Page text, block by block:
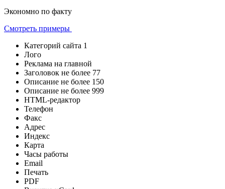
Экономно по факту
Смотреть примеры
Категорий сайта 1
Лого
Реклама на главной
Заголовок не более 77
Описание не более 150
Описание не более 999
HTML-редактор
Телефон
Факс
Адрес
Индекс
Карта
Часы работы
Email
Печать
PDF